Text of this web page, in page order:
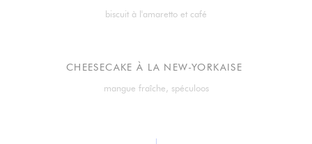
biscuit à l'amaretto et café
CHEESECAKE À LA NEW-YORKAISE
mangue fraîche, spéculoos